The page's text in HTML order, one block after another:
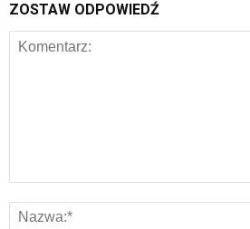
ZOSTAW ODPOWIEDŹ